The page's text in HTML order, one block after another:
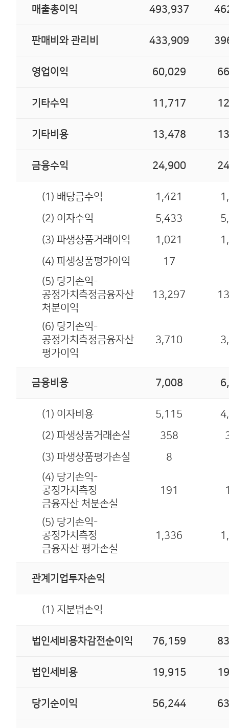
매출총이익 493,937
판매비와 관리비 433,909
영업이익 60,029
기타수익 11,717
기타비용 13,478
금융수익 24,900
(1) 배당금수익 1,421
(2) 이자수익
5,433
(3) 파생상품거래이익
1,021
(4) 파생상품평가이익
17
(5) 당기손익-
공정가치측정금융자산
처분이익
13,297
(6) 당기손익-
공정가치측정금융자산
평가이익
3,710
금융비용 7,008
(1) 이자비용 5,115
(2) 파생상품거래손실
358
(3) 파생상품평가손실
8
(4) 당기손익-
공정가치측정
금융자산 처분손실
191
(5) 당기손익-
공정가치측정
금융자산 평가손실
1,336
관계기업투자손익
(1) 지분법손익
법인세비용차감전순이익 76,159
법인세비용 19,915
당기순이익 56,244